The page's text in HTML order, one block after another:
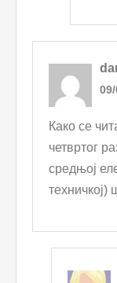
Како се
четвртог
средњој
техничкој)